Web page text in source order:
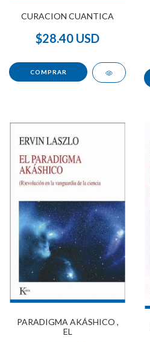
CURACION CUANTICA
$28.40 USD
PARADIGMA AKÁSHICO ,
EL